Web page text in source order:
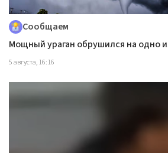
Сообщаем
Мощный ураган обрушился на одно
5 августа, 16:16